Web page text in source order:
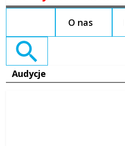
O nas
Search
Audycje